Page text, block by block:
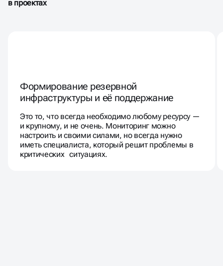
в проектах
Формирование резервной
инфраструктуры и её поддержание
Это то, что всегда необходимо любому ресурсу —
и крупному, и не очень. Мониторинг можно
настроить и своими силами, но всегда нужно
иметь специалиста, который решит проблемы в
критических ситуациях.